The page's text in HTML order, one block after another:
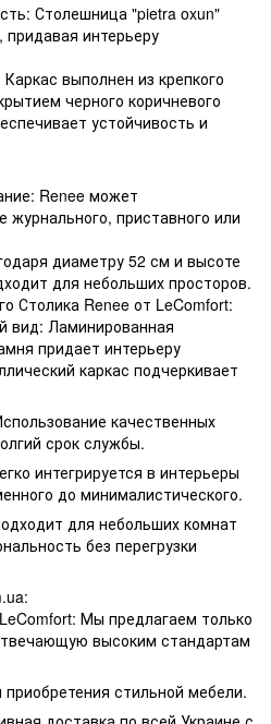
Столешница "pietra oxun"
придавая интерьеру
выполнен из крепкого
черного коричневого
устойчивость и
Renee может
журнального, приставного или
диаметру 52 см и высоте
для небольших просторов.
Столика Renee от LeComfort:
вид: Ламинированная
придает интерьеру
каркас подчеркивает
качественных
срок службы.
интегрируется в интерьеры
до минималистического.
для небольших комнат
без перегрузки
Мы предлагаем только
высоким стандартам
стильной мебели.